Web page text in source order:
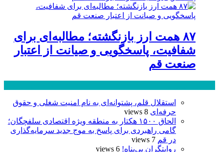
۸۷ همت ارز بازنگشته؛ مطالبه‌ای برای
شفافیت، پاسخگویی و صیانت از اعتبار
صنعت قم
استقلال قلم، پشتوانه‌ای به نام امنیت شغلی و حقوق
حرفه‌ای 8 views
الحاق ۱۵۰۰ هکتار به منطقه ویژه اقتصادی سلفچگان؛
گامی راهبردی برای پاسخ به موج جدید سرمایه‌گذاری
در قم 7 views
روایتگران بی‌پناه! 6 views